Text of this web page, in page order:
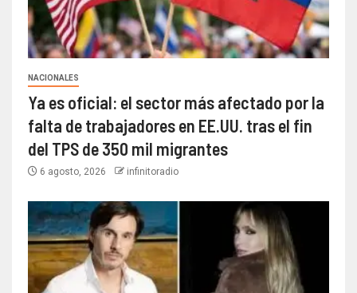
NACIONALES
Ya es oficial: el sector más afectado por la
falta de trabajadores en EE.UU. tras el fin
del TPS de 350 mil migrantes
6 agosto, 2026 infinitoradio